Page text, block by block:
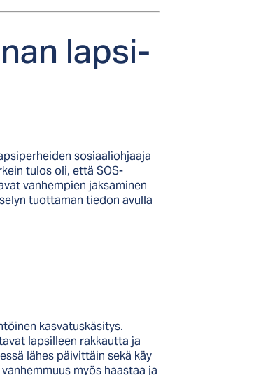
lap­si­
sosiaaliohjaaja
tulos oli, että SOS-
vanhempien jaksaminen
tuottaman tiedon avulla
kasvatuskäsitys.
lapsilleen rakkautta ja
lähes päivittäin sekä käy
myös haastaa ja